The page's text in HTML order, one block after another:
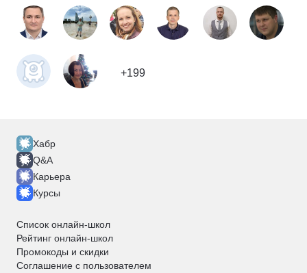
+199
Хабр
Q&A
Карьера
Курсы
Список онлайн-школ
Рейтинг онлайн-школ
Промокоды и скидки
Соглашение с пользователем